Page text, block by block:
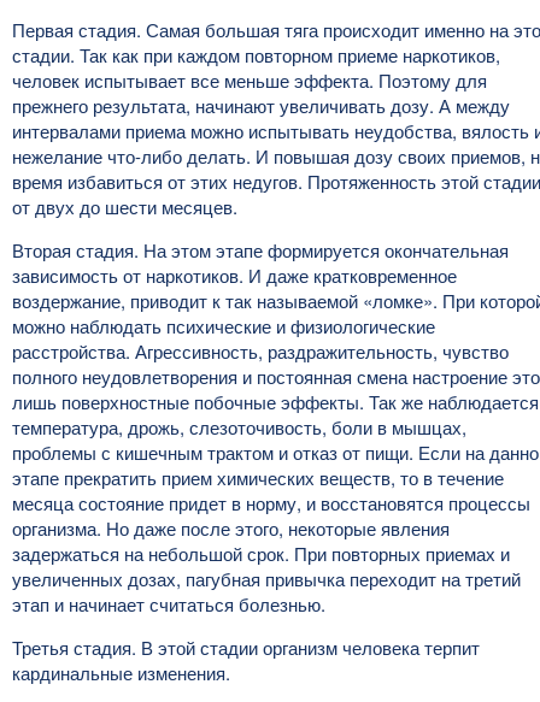
Первая стадия. Самая большая тяга происходит именно на
стадии. Так как при каждом повторном приеме наркотиков,
человек испытывает все меньше эффекта. Поэтому для
прежнего результата, начинают увеличивать дозу. А между
интервалами приема можно испытывать неудобства, вялость
нежелание что-либо делать. И повышая дозу своих приемов,
время избавиться от этих недугов. Протяженность этой стадии
от двух до шести месяцев.
Вторая стадия. На этом этапе формируется окончательная
зависимость от наркотиков. И даже кратковременное
воздержание, приводит к так называемой «ломке». При
можно наблюдать психические и физиологические
расстройства. Агрессивность, раздражительность, чувство
полного неудовлетворения и постоянная смена настроение это
лишь поверхностные побочные эффекты. Так же наблюдается
температура, дрожь, слезоточивость, боли в мышцах,
проблемы с кишечным трактом и отказ от пищи. Если на
этапе прекратить прием химических веществ, то в течение
месяца состояние придет в норму, и восстановятся процессы
организма. Но даже после этого, некоторые явления
задержаться на небольшой срок. При повторных приемах и
увеличенных дозах, пагубная привычка переходит на третий
этап и начинает считаться болезнью.
Третья стадия. В этой стадии организм человека терпит
кардинальные изменения.